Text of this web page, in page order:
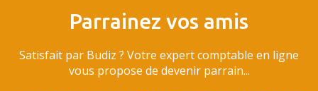
Parrainez vos amis
Satisfait par Budiz ? Votre expert comptable en ligne
vous propose de devenir parrain...